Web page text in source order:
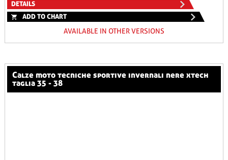
DETAILS
ADD TO CHART
AVAILABLE IN OTHER VERSIONS
calze moto tecniche sportive invernali nere xtech
taglia 35 - 38